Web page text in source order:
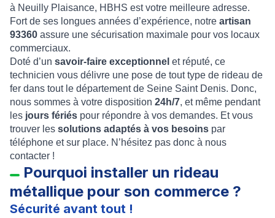
à Neuilly Plaisance, HBHS est votre meilleure adresse.
Fort de ses longues années d’expérience, notre artisan
93360 assure une sécurisation maximale pour vos locaux
commerciaux.
Doté d’un savoir-faire exceptionnel et réputé, ce
technicien vous délivre une pose de tout type de rideau de
fer dans tout le département de Seine Saint Denis. Donc,
nous sommes à votre disposition 24h/7, et même pendant
les jours fériés pour répondre à vos demandes. Et vous
trouver les solutions adaptés à vos besoins par
téléphone et sur place. N’hésitez pas donc à nous
contacter !
Pourquoi installer un rideau
métallique pour son commerce ?
Sécurité avant tout !